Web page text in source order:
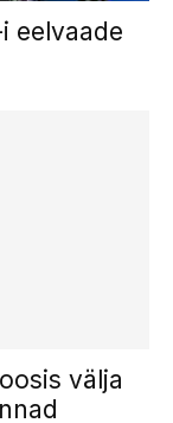
eelvaade
välja